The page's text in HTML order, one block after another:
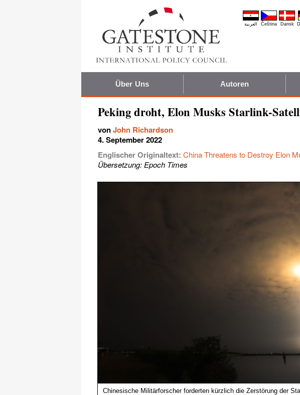
العربية Čeština Dansk
Über Uns Autoren
Peking droht, Elon Musks Starlink-
vonJohn Richardson
4. September 2022
Englischer Originaltext: China Threatens to Destroy Elon
Übersetzung: Epoch Times
Chinesische Militärforscher forderten kürzlich die Zerstörung der